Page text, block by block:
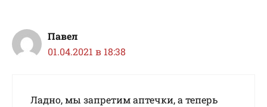
Павел
01.04.2021 в 18:38
Ладно, мы запретим аптечки, а теперь